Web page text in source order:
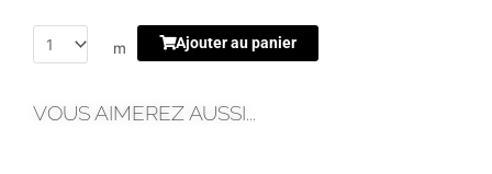
m Ajouter au panier
VOUS AIMEREZ AUSSI...